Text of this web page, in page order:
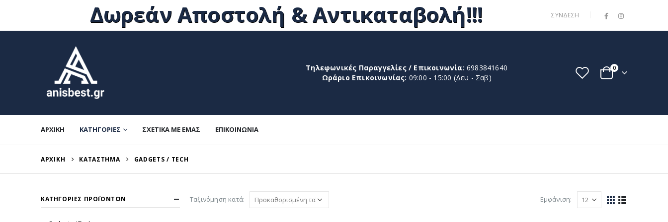
Δωρεάν Αποστολή & Αντικαταβολή!!! ΣΎΝΔΕΣΗ
Τηλεφωνικές Παραγγελίες / Επικοινωνία: 6983841640
Ωράριο Επικοινωνίας: 09:00 - 15:00 (Δευ - Σαβ)
0
ΑΡΧΙΚΉ ΚΑΤΗΓΟΡΊΕΣ ΣΧΕΤΙΚΆ ΜΕ ΕΜΆΣ ΕΠΙΚΟΙΝΩΝΊΑ
ΑΡΧΙΚΉ ΚΑΤΆΣΤΗΜΑ GADGETS / TECH
Ταξινόμηση κατά: Εμφάνιση:
ΚΑΤΗΓΟΡΊΕΣ ΠΡΟΪΌΝΤΩΝ